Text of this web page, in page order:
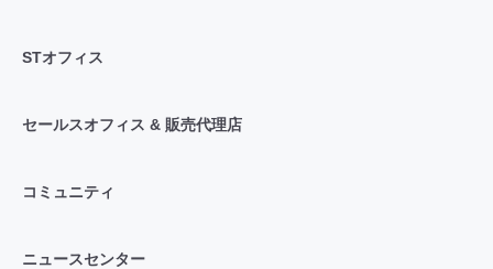
STオフィス
セールスオフィス & 販売代理店
コミュニティ
ニュースセンター